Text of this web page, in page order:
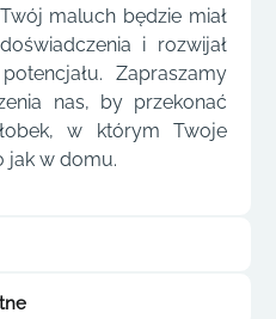
maluch będzie miał
i rozwijał
Zapraszamy
nas, by przekonać
w którym Twoje
jak w domu.